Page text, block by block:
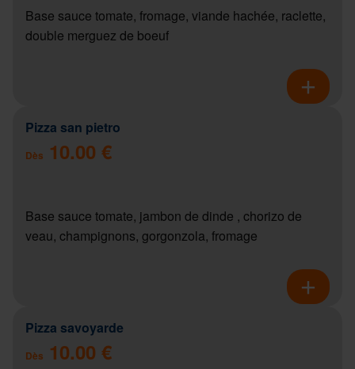
Base sauce tomate, fromage, viande hachée, raclette,
double merguez de boeuf
Pizza san pietro
Dès 10.00 €
Base sauce tomate, jambon de dinde , chorizo de
veau, champignons, gorgonzola, fromage
Pizza savoyarde
Dès 10.00 €